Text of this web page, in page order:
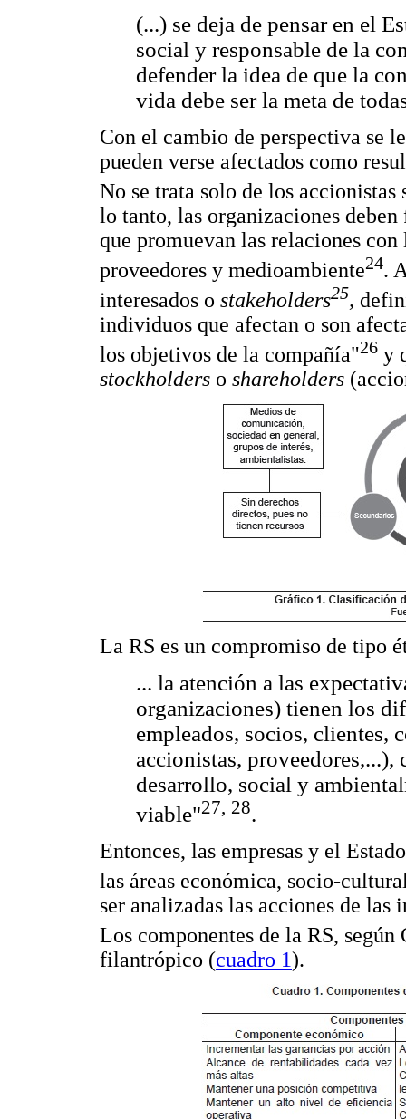
(...) se deja de pensar en el
social y responsable de la
defender la idea de que la
vida debe ser la meta de
Con el cambio de perspectiva se
pueden verse afectados como
No se trata solo de los
lo tanto, las organizaciones
que promuevan las relaciones
proveedores y medioambiente24.
interesados o stakeholders25,
individuos que afectan o son
los objetivos de la compañía"26 y
stockholders o shareholders
La RS es un compromiso de tipo
... la atención a las
organizaciones) tienen los
empleados, socios, clientes,
accionistas,
desarrollo, social y
viable"27, 28.
Entonces, las empresas y el
las áreas económica, socio-
ser analizadas las acciones de
Los componentes de la RS, según
filantrópico (cuadro 1).